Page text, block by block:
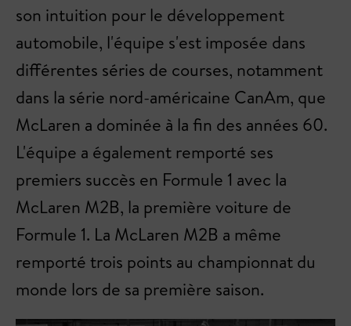
son intuition pour le développement
automobile, l'équipe s'est imposée dans
différentes séries de courses, notamment
dans la série nord-américaine CanAm, que
McLaren a dominée à la fin des années 60.
L'équipe a également remporté ses
premiers succès en Formule 1 avec la
McLaren M2B, la première voiture de
Formule 1. La McLaren M2B a même
remporté trois points au championnat du
monde lors de sa première saison.